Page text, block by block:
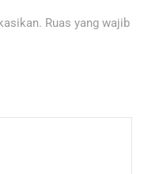
Ruas yang wajib